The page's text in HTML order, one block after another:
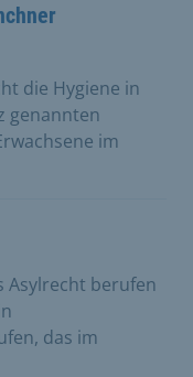
die Hygiene in
genannten
im
Asylrecht berufen
das im